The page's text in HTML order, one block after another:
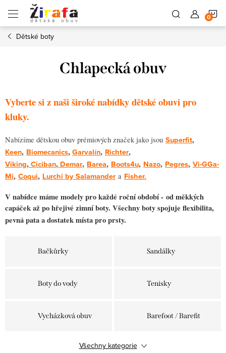
obsah
Dětské boty
Chlapecká obuv
Vyberte si z naši široké nabídky dětské obuvi pro
kluky.
Nabízíme dětskou obuv prémiových značek jako jsou Superfit,
Keen, Biomecanics,Garvalín, Richter,
Viking,Ciciban, Demar, Barea, Boots4u, Nazo, Pegres, Vi-GGa-
Mi, Coqui, Lurchi by Salamander a Fisher.
V nabídce máme modely pro každé roční období - od měkkých
capáček až po hřejivé zimní boty. Všechny boty spojuje flexibilita,
pevná pata a dostatek místa pro prsty.
Bačkůrky Sandálky
Boty do vody Tenisky
Vycházková obuv Barefoot / Barefit
BOA zapínání Holínky
Všechny kategorie